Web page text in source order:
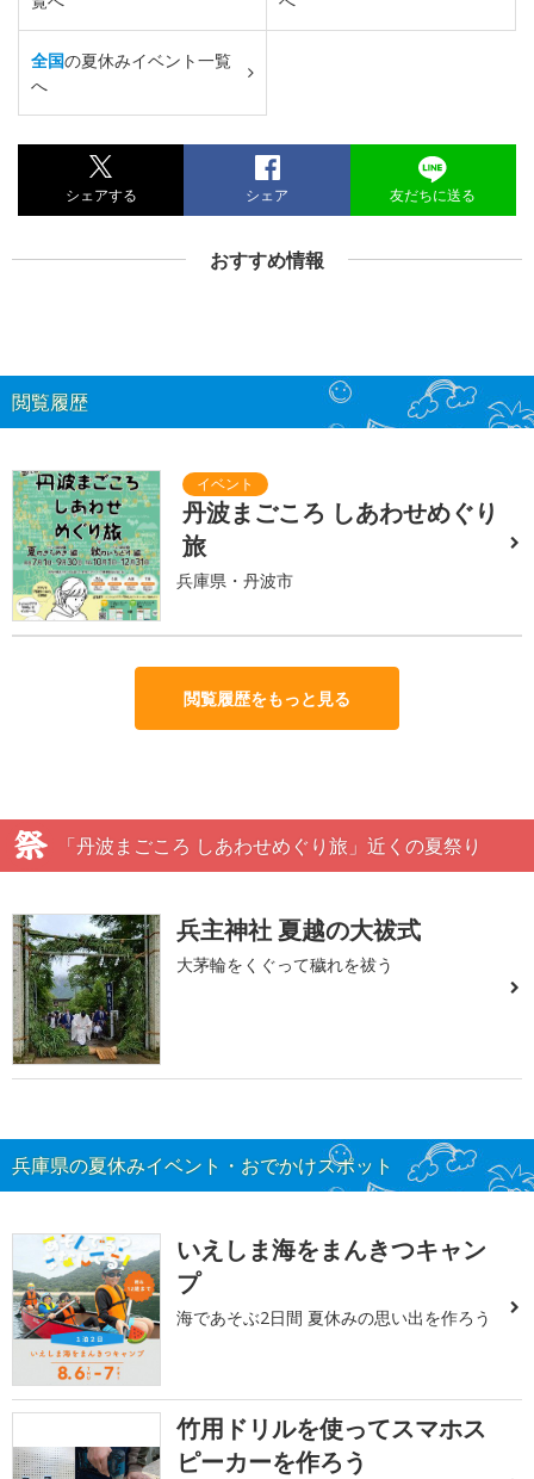
全国の夏休みイベント一覧
へ
シェアする シェア 友だちに送る
おすすめ情報
閲覧履歴
丹波まごころ しあわせめぐり
旅
兵庫県・丹波市
閲覧履歴をもっと見る
「丹波まごころ しあわせめぐり旅」近くの夏祭り
兵主神社 夏越の大祓式
大茅輪をくぐって穢れを祓う
兵庫県の夏休みイベント・おでかけスポット
いえしま海をまんきつキャン
プ
海であそぶ2日間 夏休みの思い出を作ろう
竹用ドリルを使ってスマホス
ピーカーを作ろう